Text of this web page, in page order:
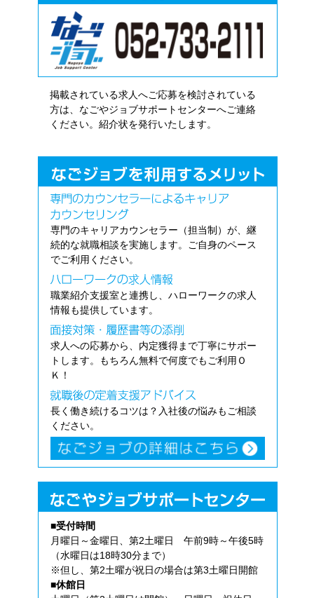
掲載されている求人へご応募を検討されている
方は、なごやジョブサポートセンターへご連絡
ください。紹介状を発行いたします。
専門のキャリアカウンセラー（担当制）が、継
続的な就職相談を実施します。ご自身のペース
でご利用ください。
職業紹介支援室と連携し、ハローワークの求人
情報も提供しています。
求人への応募から、内定獲得まで丁寧にサポー
トします。もちろん無料で何度でもご利用Ｏ
Ｋ！
長く働き続けるコツは？入社後の悩みもご相談
ください。
■受付時間
月曜日～金曜日、第2土曜日 午前9時～午後5時
（水曜日は18時30分まで）
※但し、第2土曜が祝日の場合は第3土曜日開館
■休館日